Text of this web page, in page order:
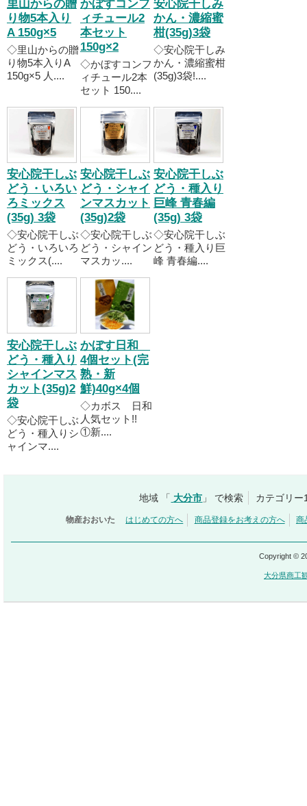
里山からの贈
り物5本入り
A 150g×5
◇里山からの贈
り物5本入りA
150g×5 人....
かぼすコンフ
ィチュール2
本セット
150g×2
◇かぼすコンフ
ィチュール2本
セット 150....
安心院干しみ
かん・濃縮蜜
柑(35g)3袋
◇安心院干しみ
かん・濃縮蜜柑
(35g)3袋!....
安心院干しぶ
どう・いろい
ろミックス
(35g) 3袋
◇安心院干しぶ
どう・いろいろ
ミックス(....
安心院干しぶ
どう・シャイ
ンマスカット
(35g)2袋
◇安心院干しぶ
どう・シャイン
マスカッ....
安心院干しぶ
どう・種入り
巨峰 青春編
(35g) 3袋
◇安心院干しぶ
どう・種入り巨
峰 青春編....
安心院干しぶ
どう・種入り
シャインマス
カット(35g)2
袋
◇安心院干しぶ
どう・種入りシ
ャインマ....
かぼす日和
4個セット(完
熟・新
鮮)40g×4個
◇カボス 日和
人気セット!!
①新....
地域 「 大分市 」 で検索 カテゴリー
物産おおいた はじめての方へ 商品登録をお考えの方へ 商
Copyright ©
大分県商工